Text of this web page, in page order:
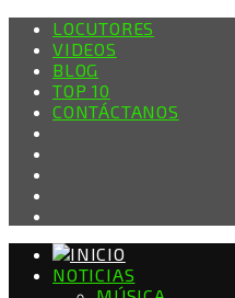
LOCUTORES
VIDEOS
BLOG
TOP 10
CONTÁCTANOS
NOTICIAS